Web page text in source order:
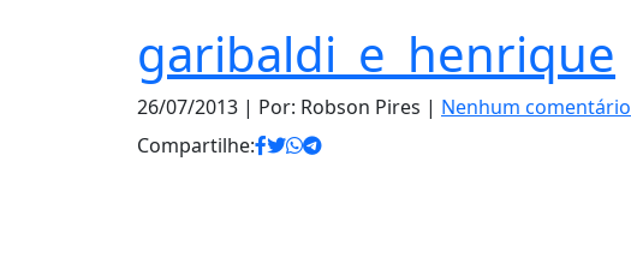
garibaldi_e_henrique
26/07/2013 | Por: Robson Pires | Nenhum comentário
Compartilhe: